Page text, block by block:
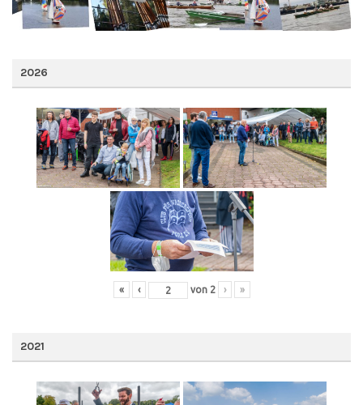
2026
« ‹ von 2 › »
2021